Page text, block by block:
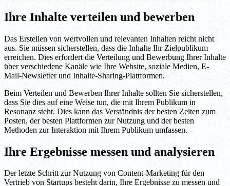
Ihre Inhalte verteilen und bewerben
Das Erstellen von wertvollen und relevanten Inhalten reicht nicht
aus. Sie müssen sicherstellen, dass die Inhalte Ihr Zielpublikum
erreichen. Dies erfordert die Verteilung und Bewerbung Ihrer Inhalte
über verschiedene Kanäle wie Ihre Website, soziale Medien, E-
Mail-Newsletter und Inhalte-Sharing-Plattformen.
Beim Verteilen und Bewerben Ihrer Inhalte sollten Sie sicherstellen,
dass Sie dies auf eine Weise tun, die mit Ihrem Publikum in
Resonanz steht. Dies kann das Verständnis der besten Zeiten zum
Posten, der besten Plattformen zur Nutzung und der besten
Methoden zur Interaktion mit Ihrem Publikum umfassen.
Ihre Ergebnisse messen und analysieren
Der letzte Schritt zur Nutzung von Content-Marketing für den
Vertrieb von Startups besteht darin, Ihre Ergebnisse zu messen und